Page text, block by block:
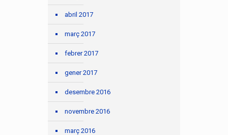
abril 2017
març 2017
febrer 2017
gener 2017
desembre 2016
novembre 2016
març 2016